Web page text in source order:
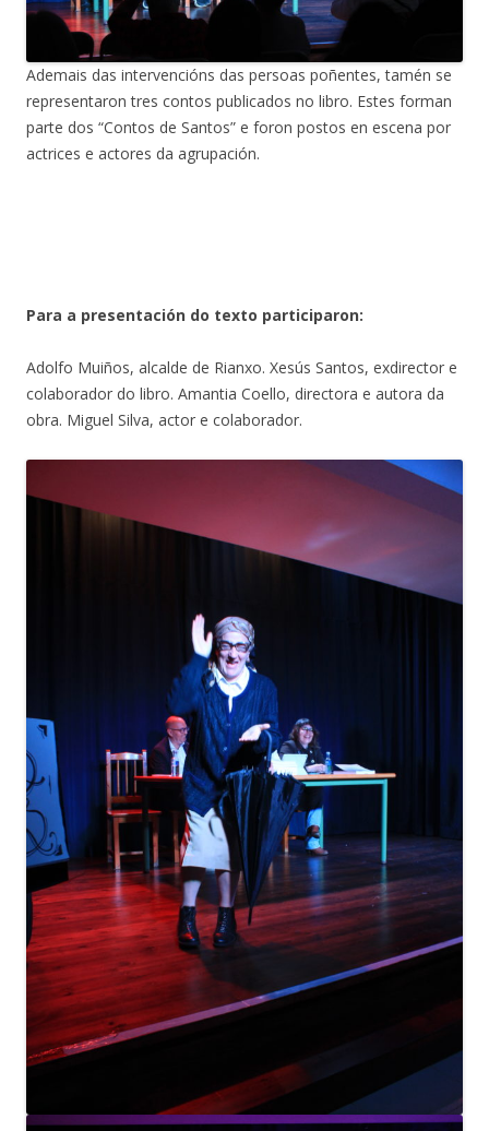
Ademais das intervencións das persoas poñentes, tamén se
representaron tres contos publicados no libro. Estes forman
parte dos “Contos de Santos” e foron postos en escena por
actrices e actores da agrupación.
Para a presentación do texto participaron:
Adolfo Muiños, alcalde de Rianxo. Xesús Santos, exdirector e
colaborador do libro. Amantia Coello, directora e autora da
obra. Miguel Silva, actor e colaborador.